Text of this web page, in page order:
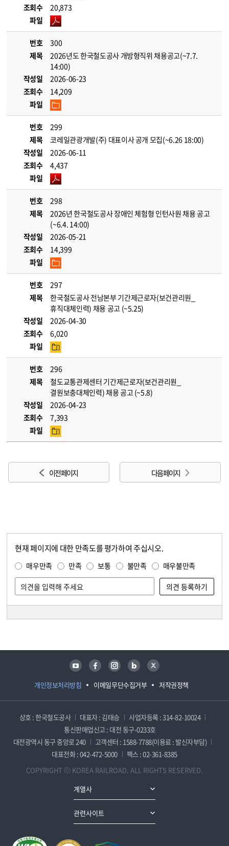
조회수
20,873
파일
번호
300
제목
2026년도 한국철도공사 개방형직위 채용공고(~7.7.
14:00)
작성일
2026-06-23
조회수
14,209
파일
번호
299
제목
코레일관광개발(주) 대표이사 공개 모집(~6.26 18:00)
작성일
2026-06-11
조회수
4,437
파일
번호
298
제목
2026년 한국철도공사 장애인 체험형 인턴사원 채용 공고
(~6.4. 14:00)
작성일
2026-05-21
조회수
14,399
파일
번호
297
제목
한국철도공사 전남본부 기간제근로자(보건관리원_
휴직대체인력) 채용 공고 (~5.25)
작성일
2026-04-30
조회수
6,020
파일
번호
296
제목
철도교통관제센터 기간제근로자(보건관리원_
결원보충대체인력) 채용 공고 (~5.8)
작성일
2026-04-23
조회수
7,393
파일
이전 페이지 다음 페이지
현재 페이지에 대한 만족도를 평가하여 주십시오.
매우만족 만족 보통 불만족 매우불만족
개인정보처리방침 이메일무단수집거부 저작권정책
유튜브 페이스북 인스타그램 블로그 트위터
상호 : 한국철도공사 대표자 : 김태승
사업자등록 : 314-82-10024
통신판매업신고 : 대전 동구-0233호
대전광역시 동구 중앙로 240
고객센터 : 1588-7788(이용료 : 발신자부담)
대표전화 : 042-472-5000
팩스 : 02-361-8385
COPYRIGHT ⓒ KOREA RAILROAD. ALL RIGHTS RESERVED.
계열사
관련사이트